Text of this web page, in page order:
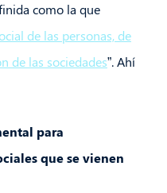
como la que
de las personas, de
de las sociedades”. Ahí
para
que se vienen